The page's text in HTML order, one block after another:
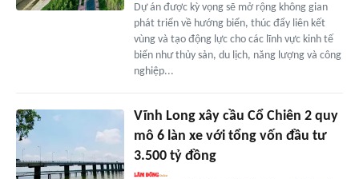
Dự án được kỳ vọng sẽ mở rộng không gian
phát triển về hướng biển, thúc đẩy liên kết
vùng và tạo động lực cho các lĩnh vực kinh tế
biển như thủy sản, du lịch, năng lượng và công
nghiệp...
Vĩnh Long xây cầu Cổ Chiên 2 quy
mô 6 làn xe với tổng vốn đầu tư
3.500 tỷ đồng